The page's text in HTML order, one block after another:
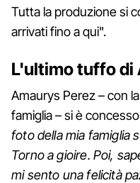
Tutta la produzione si
arrivati fino a qui".
L'ultimo tuffo di
Amaurys Perez – con
famiglia – si è
foto della mia famiglia
Torno a gioire. Poi,
mi sento una felicità